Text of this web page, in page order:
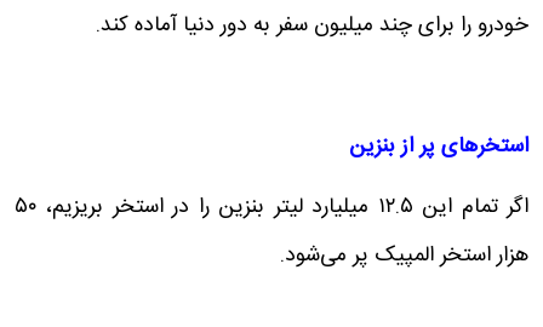
خودرو را برای چند میلیون سفر به دور دنیا آماده کند.
استخرهای پر از بنزین
اگر تمام این ۱۲.۵ میلیارد لیتر بنزین را در استخر بریزیم، ۵۰
هزار استخر المپیک پر می‌شود.